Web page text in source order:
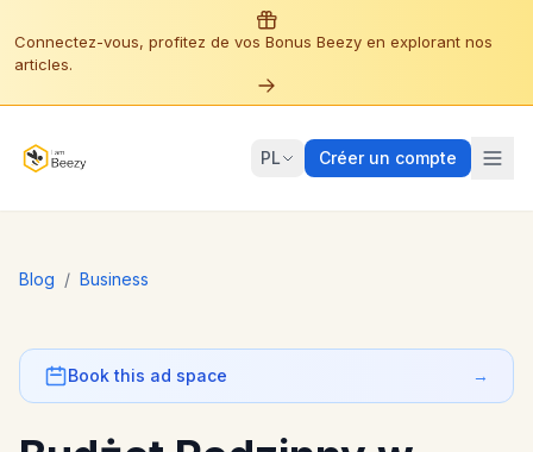
Connectez-vous, profitez de vos Bonus Beezy en explorant nos
articles.
PL Créer un compte
Blog / Business
Book this ad space →